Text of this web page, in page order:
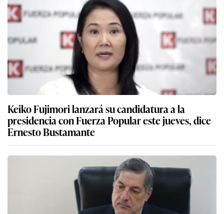
Keiko Fujimori lanzará su candidatura a la
presidencia con Fuerza Popular este jueves, dice
Ernesto Bustamante